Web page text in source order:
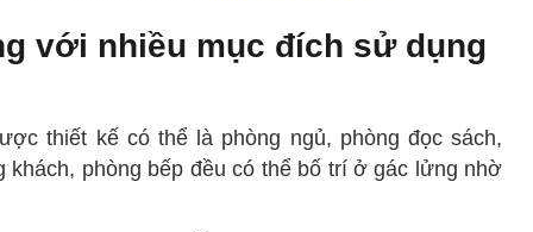
với nhiều mục đích sử dụng
thiết kế có thể là phòng ngủ, phòng đọc sách,
phòng bếp đều có thể bố trí ở gác lửng nhờ